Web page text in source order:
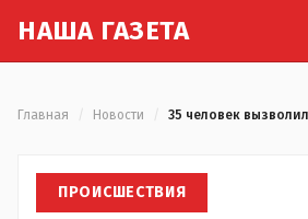
НАША ГАЗЕТА
Главная Новости
ПРОИСШЕСТВИЯ